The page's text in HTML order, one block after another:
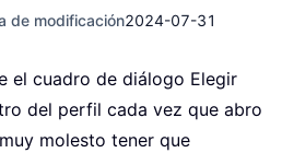
de modificación2024-07-31
el cuadro de diálogo Elegir
del perfil cada vez que abro
molesto tener que